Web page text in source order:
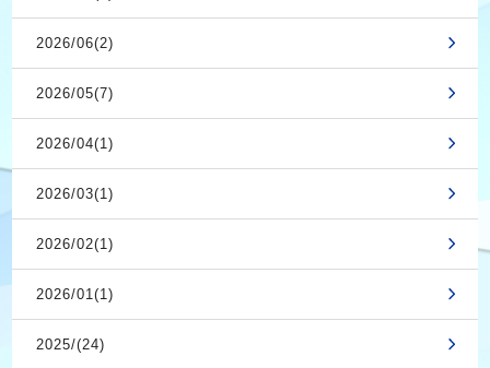
2026/06(2)
2026/05(7)
2026/04(1)
2026/03(1)
2026/02(1)
2026/01(1)
2025/(24)